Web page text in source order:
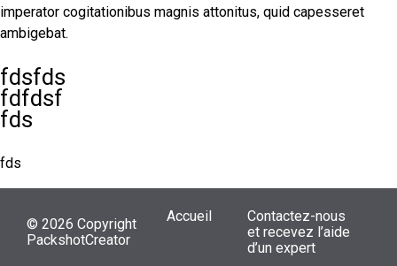
imperator cogitationibus magnis attonitus, quid capesseret
ambigebat.
fdsfds
fdfdsf
fds
fds
© 2026 Copyright
PackshotCreator
Accueil
Contactez-nous
et recevez l’aide
d’un expert